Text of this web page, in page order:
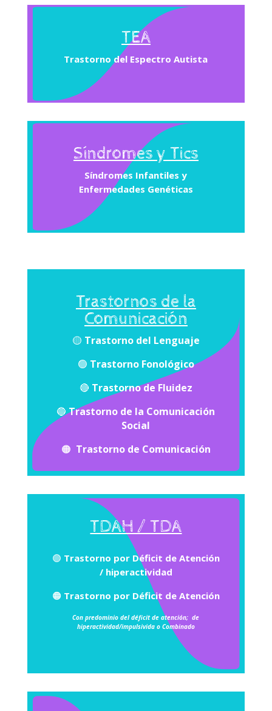
TEA
Trastorno del Espectro Autista
Síndromes y Tics
Síndromes Infantiles y
Enfermedades Genéticas
Trastornos de la
Comunicación
🟡 Trastorno del Lenguaje
🟢 Trastorno Fonológico
🔴 Trastorno de Fluidez
🔵Trastorno de la Comunicación
Social
🟠 Trastorno de Comunicación
TDAH / TDA
🟣 Trastorno por Déficit de Atención
/ hiperactividad
🟠 Trastorno por Déficit de Atención
Con predominio del déficit de atención;de
hiperactividad/impulsivida o Combinado